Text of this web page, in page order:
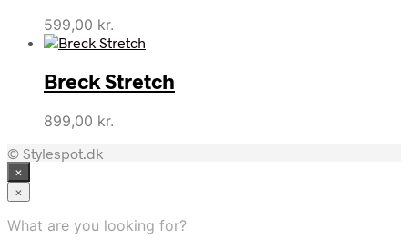
599,00 kr.
Breck Stretch
899,00 kr.
© Stylespot.dk
×
×
What are you looking for?